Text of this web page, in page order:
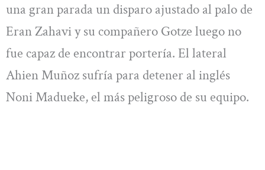
una gran parada un disparo ajustado al palo de
Eran Zahavi y su compañero Gotze luego no
fue capaz de encontrar portería. El lateral
Ahien Muñoz sufría para detener al inglés
Noni Madueke, el más peligroso de su equipo.